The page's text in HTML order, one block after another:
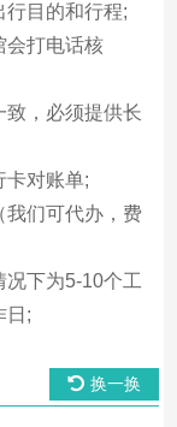
行目的和行程;
会打电话核
致，必须提供长
卡对账单;
我们可代办，费
下为5-10个工
日;
换一换